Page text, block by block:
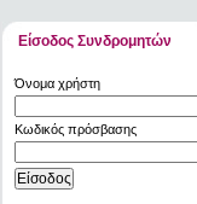
Είσοδος Συνδρομητών
Όνομα χρήστη
Κωδικός πρόσβασης